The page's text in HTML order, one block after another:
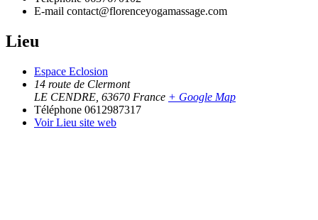
E-mail contact@florenceyogamassage.com
Lieu
Espace Eclosion
14 route de Clermont
LE CENDRE 63670 France + Google Map
Téléphone 0612987317
Voir Lieu site web